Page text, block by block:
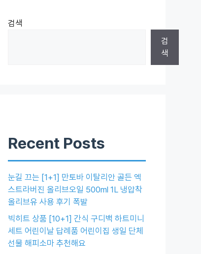
검색
검
색
Recent Posts
눈길 끄는 [1+1] 만토바 이탈리안 골든 엑
스트라버진 올리브오일 500ml 1L 냉압착
올리브유 사용 후기 폭발
빅히트 상품 [10+1] 간식 구디백 하트미니
세트 어린이날 답례품 어린이집 생일 단체
선물 해피소마 추천해요